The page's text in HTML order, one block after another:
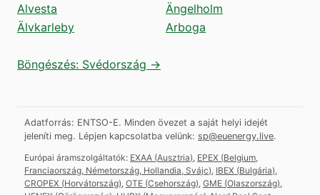
Alvesta
Älvkarleby
Ängelholm
Arboga
Böngészés: Svédország →
Adatforrás: ENTSO-E. Minden övezet a saját helyi idejét
jeleníti meg. Lépjen kapcsolatba velünk: sp@euenergy.live.
Európai áramszolgáltatók: EXAA (Ausztria) EPEX (Belgium,
Franciaország, Németország, Hollandia, Svájc) IBEX (Bulgária)
CROPEX (Horvátország) OTE (Csehország) GME (Olaszország)